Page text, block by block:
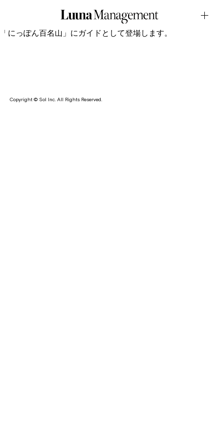
December.22.2025Latest News
七海が2025年12月23日放送のNHK BSプレミアム4KのTV番組
「にっぽん百名山」にガイドとして登場します。
Copyright © Sol Inc. All Rights Reserved.